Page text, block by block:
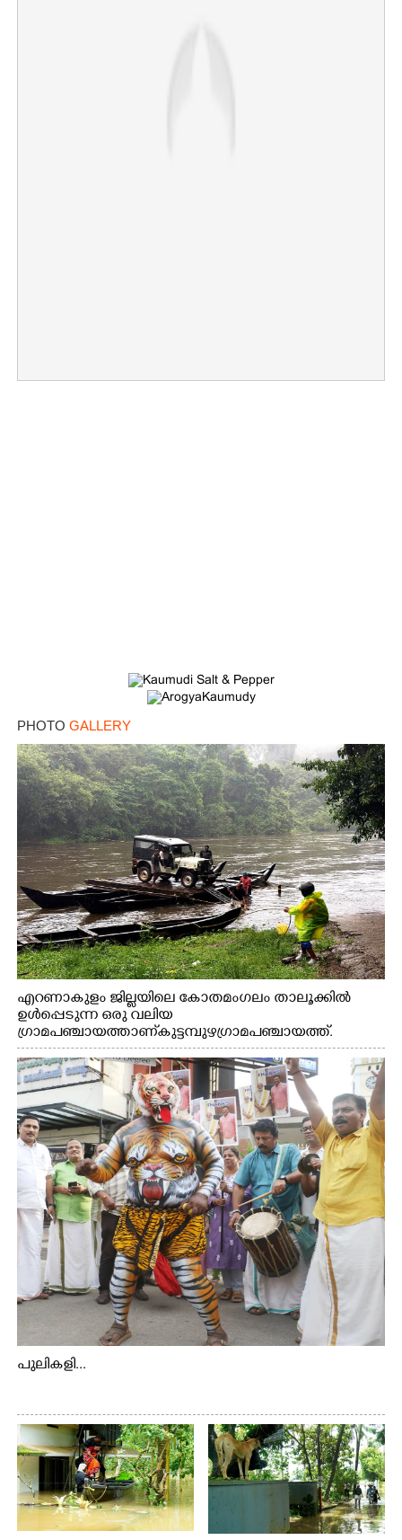
PHOTO GALLERY
എറണാകുളം ജില്ലയിലെ കോതമംഗലം താലൂക്കിൽ
ഉൾപ്പെടുന്ന ഒരു വലിയ
ഗ്രാമപഞ്ചായത്താണ് കുട്ടമ്പുഴ ഗ്രാമ പഞ്ചായത്ത്.
ആദിവാസി ഊരുകളായ വെള്ളാരംകുത്ത്, കത്തിപ്പാറ,
ഉറിയംപെട്ടി, തേക്കല്ല്, വെട്ടിക്കല്ല്, മഞ്ചപ്പാറ എന്നീ ആറു
സ്ഥലങ്ങളിലേക്കുള്ള പ്രധാന സഞ്ചാര മാർഗമാണ് ഈ
കാണുന്ന കടത്ത് വള്ളം
പുലികളി...